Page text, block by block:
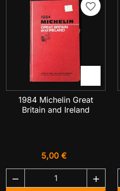
favorite_border
1984 Michelin Great
Britain and Ireland
5,00 €
 